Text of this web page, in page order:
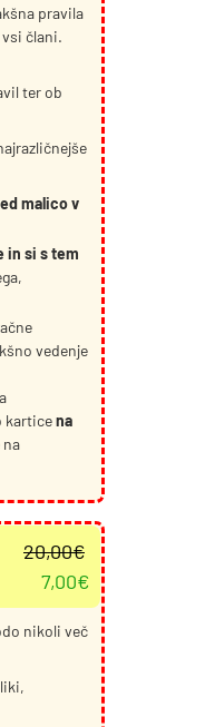
pravila
člani.
ter ob
malico v
in si s tem
vedenje
karticena
na
20,00€
7,00€
nikoli več